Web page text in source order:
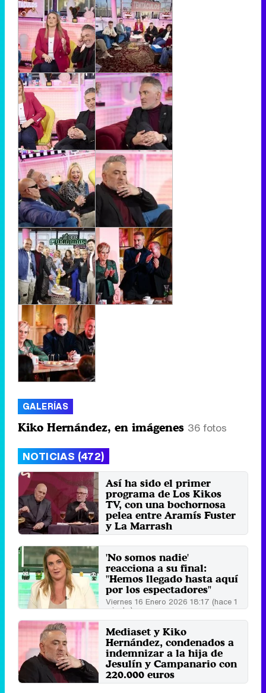
GALERÍAS
Kiko Hernández, en imágenes 36 fotos
NOTICIAS (472)
Así ha sido el primer
programa de Los Kikos
TV, con una bochornosa
pelea entre Aramís Fuster
y La Marrash
Viernes 20 Febrero 2026 13:03
(hace 1 minuto)
'No somos nadie'
reacciona a su final:
"Hemos llegado hasta aquí
por los espectadores"
Viernes 16 Enero 2026 18:17 (hace 1
minuto)
Mediaset y Kiko
Hernández, condenados a
indemnizar a la hija de
Jesulín y Campanario con
220.000 euros
Domingo 11 Enero 2026 11:43 (hace